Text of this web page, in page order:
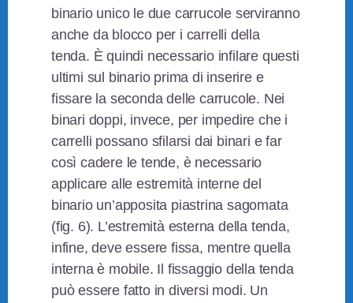
binario unico le due carrucole serviranno
anche da blocco per i carrelli della
tenda. È quindi necessario infilare questi
ultimi sul binario prima di inserire e
fissare la seconda delle carrucole. Nei
binari doppi, invece, per impedire che i
carrelli possano sfilarsi dai binari e far
così cadere le tende, è necessario
applicare alle estremità interne del
binario un’apposita piastrina sagomata
(fig. 6). L’estremità esterna della tenda,
infine, deve essere fissa, mentre quella
interna è mobile. Il fissaggio della tenda
può essere fatto in diversi modi. Un